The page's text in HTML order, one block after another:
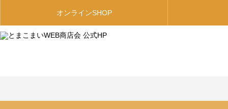
オンラインSHOP